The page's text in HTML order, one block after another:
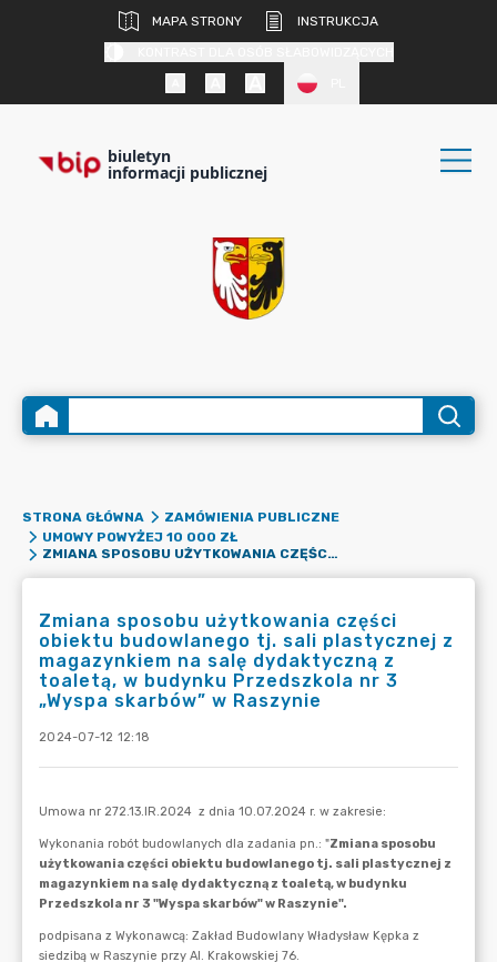
MAPA STRONY
INSTRUKCJA
biuletyn
informacji publicznej
STRONA GŁÓWNA
ZAMÓWIENIA PUBLICZNE
UMOWY POWYŻEJ 10 000 ZŁ
ZMIANA SPOSOBU UŻYTKOWANIA CZĘŚCI OBIEKTU BUDOWLANEGO TJ. SALI PLASTYCZNEJ Z MAGAZYNKIEM NA SALĘ DYDAKTYCZNĄ Z TOALETĄ, W BUDYNKU PRZEDSZKOLA NR 3 „WYSPA SKARBÓW” W RASZYNIE
Zmiana sposobu użytkowania części
obiektu budowlanego tj. sali plastycznej z
magazynkiem na salę dydaktyczną z
toaletą, w budynku Przedszkola nr 3
„Wyspa skarbów” w Raszynie
2024-07-12 12:18